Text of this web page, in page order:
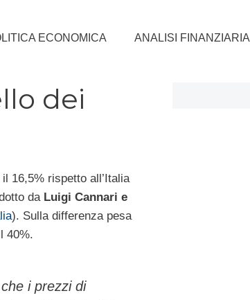
ECONOMICA ANALISI FINANZIARIA
dei
16,5% rispetto all’Italia
da Luigi Cannari e
). Sulla differenza pesa
40%.
i prezzi di